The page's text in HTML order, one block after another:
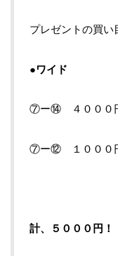
プレゼントの買い
●ワイド
⑦ー⑭ ４０００
⑦ー⑫ １０００
計、５０００円！